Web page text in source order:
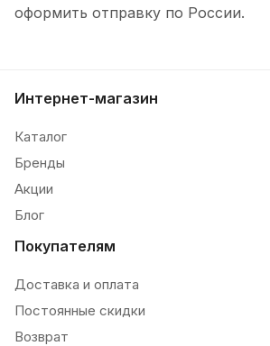
оформить отправку по России.
Интернет-магазин
Каталог
Бренды
Акции
Блог
Покупателям
Доставка и оплата
Постоянные скидки
Возврат